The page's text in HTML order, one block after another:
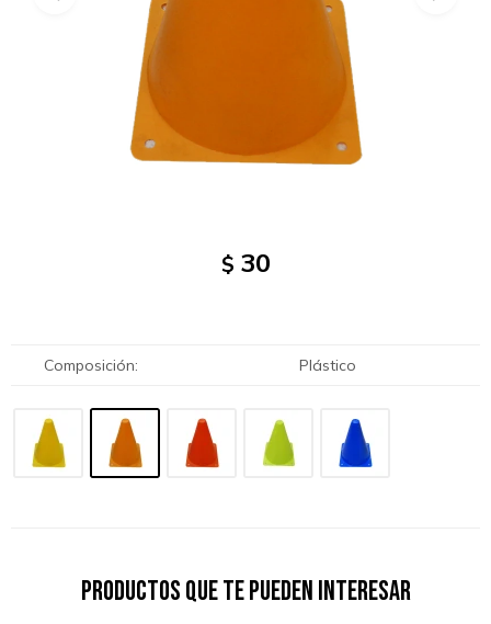
$ 30
Composición Plástico
Productos que te pueden interesar